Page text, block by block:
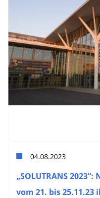
04.08.2023
„SOLUTRANS
vom 21. bis 25.11.23